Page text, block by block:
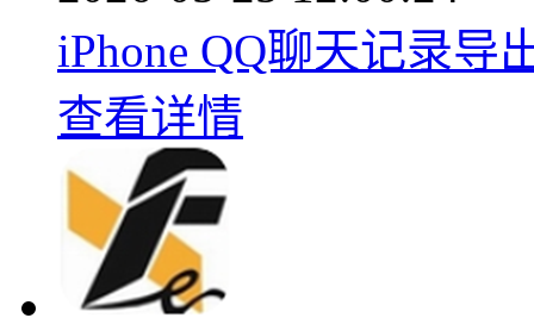
iPhone QQ聊天记录导
查看详情